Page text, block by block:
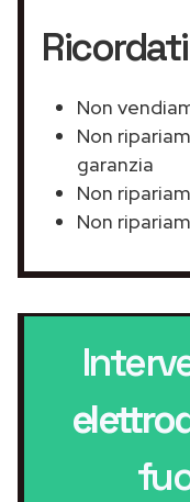
Non
Non
garanzia
Non
Non